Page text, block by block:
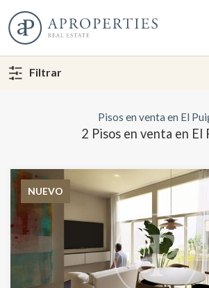
Filtrar
Pisos en venta en El
2 Pisos en venta en El
NUEVO